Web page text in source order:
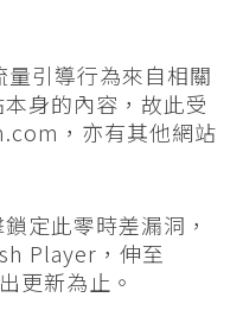
引導行為來自相關
身的內容，故此受
，亦有其他網站
定此零時差漏洞，
Player，伸至
更新為止。